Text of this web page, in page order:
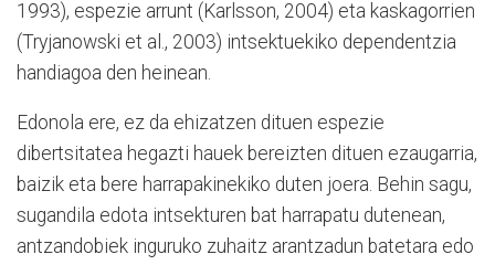
1993), espezie arrunt (Karlsson, 2004) eta kaskagorrien
(Tryjanowski et al., 2003) intsektuekiko dependentzia
handiagoa den heinean.
Edonola ere, ez da ehizatzen dituen espezie
dibertsitatea hegazti hauek bereizten dituen ezaugarria,
baizik eta bere harrapakinekiko duten joera. Behin sagu,
sugandila edota intsekturen bat harrapatu dutenean,
antzandobiek inguruko zuhaitz arantzadun batetara edo